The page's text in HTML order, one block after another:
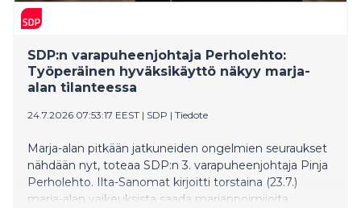
SDP:n varapuheenjohtaja Perholehto:
Työperäinen hyväksikäyttö näkyy marja-
alan tilanteessa
24.7.2026 07:53:17 EEST | SDP | Tiedote
Marja-alan pitkään jatkuneiden ongelmien seuraukset
nähdään nyt, toteaa SDP:n 3. varapuheenjohtaja Pinja
Perholehto. Ilta-Sanomat kirjoitti torstaina (23.7.)
marja-alan vaikeuksista saada marjanpoimijoita.